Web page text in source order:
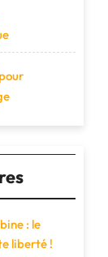
: le
liberté !